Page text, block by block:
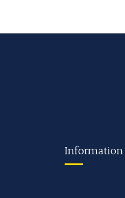
Information